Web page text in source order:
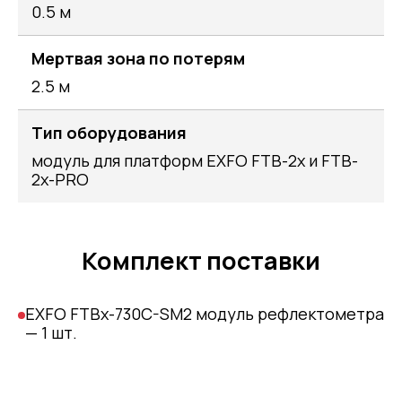
0.5 м
Мертвая зона по потерям
2.5 м
Тип оборудования
модуль для платформ EXFO FTB-2x и FTB-
2x-PRO
Комплект поставки
EXFO FTBx-730C-SM2 модуль рефлектометра
— 1 шт.